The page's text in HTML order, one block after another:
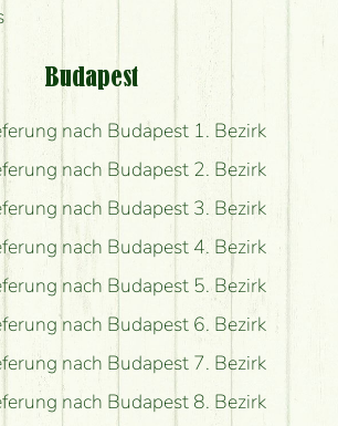
Budapest
nach Budapest 1. Bezirk
nach Budapest 2. Bezirk
nach Budapest 3. Bezirk
nach Budapest 4. Bezirk
nach Budapest 5. Bezirk
nach Budapest 6. Bezirk
nach Budapest 7. Bezirk
nach Budapest 8. Bezirk